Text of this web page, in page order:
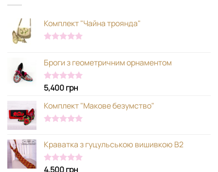
Комплект "Чайна троянда"
Броги з геометричним орнаментом
Оцінено в
з 5
5,400грн
Комплект "Макове безумство"
Краватка з гуцульською вишивкою В2
Оцінено в
4,500грн